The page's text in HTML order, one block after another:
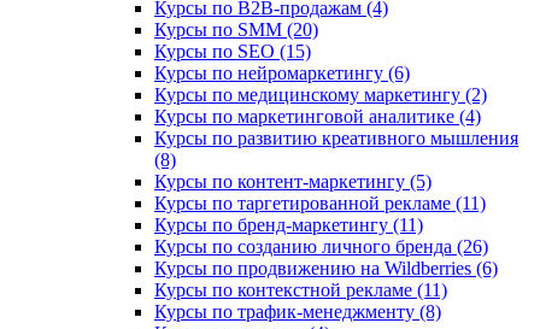
Курсы по B2B-продажам (4)
Курсы по SMM (20)
Курсы по SEO (15)
Курсы по нейромаркетингу (6)
Курсы по медицинскому маркетингу (2)
Курсы по маркетинговой аналитике (4)
Курсы по развитию креативного мышления
(8)
Курсы по контент-маркетингу (5)
Курсы по таргетированной рекламе (11)
Курсы по бренд-маркетингу (11)
Курсы по созданию личного бренда (26)
Курсы по продвижению на Wildberries (6)
Курсы по контекстной рекламе (11)
Курсы по трафик-менеджменту (8)